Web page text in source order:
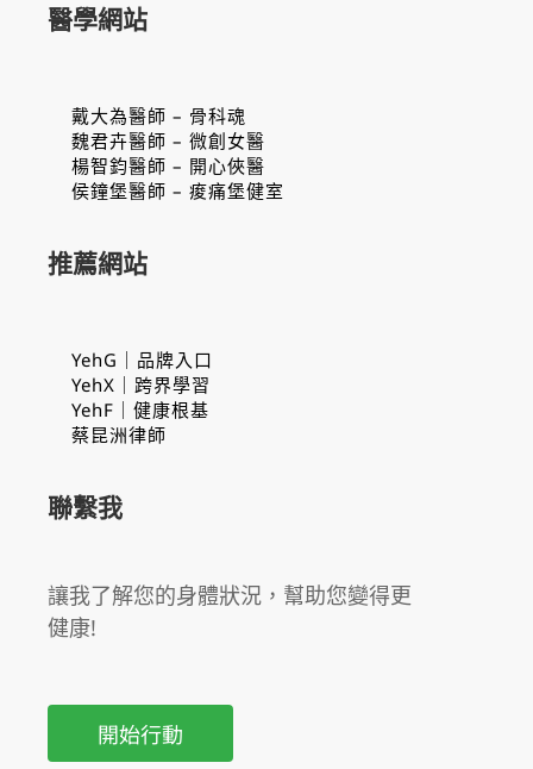
醫學網站
戴大為醫師 – 骨科魂
魏君卉醫師 – 微創女醫
楊智鈞醫師 – 開心俠醫
侯鐘堡醫師 – 痠痛堡健室
推薦網站
YehG｜品牌入口
YehX｜跨界學習
YehF｜健康根基
蔡昆洲律師
聯繫我
讓我了解您的身體狀況，幫助您變得更
健康!
開始行動